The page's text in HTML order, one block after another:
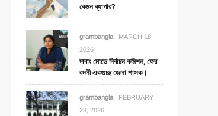
কেমন ব্যাপার?
grambangla
MARCH 18,
2026
দাবাং মোডে নির্বাচন কমিশন, ফের
বদলী একগুচ্ছ জেলা শাসক।
grambangla
FEBRUARY
28, 2026